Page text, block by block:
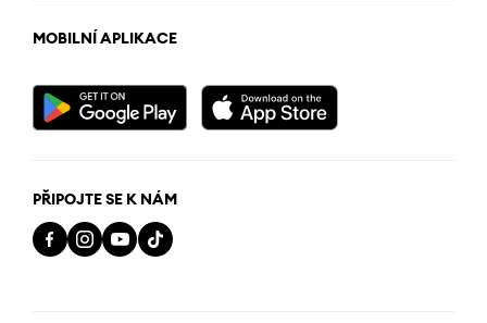
MOBILNÍ APLIKACE
PŘIPOJTE SE K NÁM